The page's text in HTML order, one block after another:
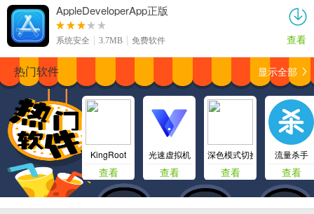
AppleDeveloperApp正版
系统安全 3.7MB 免费软件 查看
热门软件 显示全部
KingRoot
查看
光速虚拟机
查看
深色模式切换app
查看
流量杀手
查看